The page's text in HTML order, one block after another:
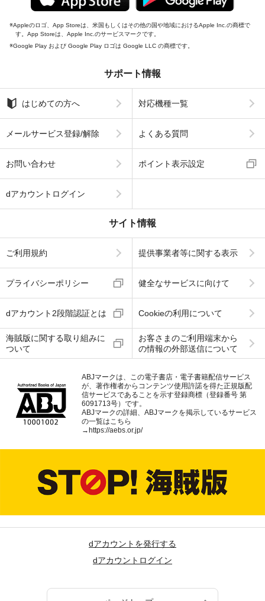
Appleのロゴ、App Storeは、米国もしくはその他の国や地域におけるApple Inc.の商標で
す。App Storeは、Apple Inc.のサービスマークです。
Google Play および Google Play ロゴは Google LLC の商標です。
サポート情報
はじめての方へ 対応機種一覧
メールサービス登録/解除 よくある質問
お問い合わせ ポイント表示設定
dアカウントログイン
サイト情報
ご利用規約 提供事業者等に関する表示
プライバシーポリシー 健全なサービスに向けて
dアカウント2段階認証とは Cookieの利用について
海賊版に関する取り組みに
ついて
お客さまのご利用端末から
の情報の外部送信について
ABJマークは、この電子書店・電子書籍配信サービス
が、著作権者からコンテンツ使用許諾を得た正規版配
信サービスであることを示す登録商標（登録番号 第
6091713号）です。
ABJマークの詳細、ABJマークを掲示しているサービス
の一覧はこちら
→ https://aebs.or.jp/
dアカウントを発行する
dアカウントログイン